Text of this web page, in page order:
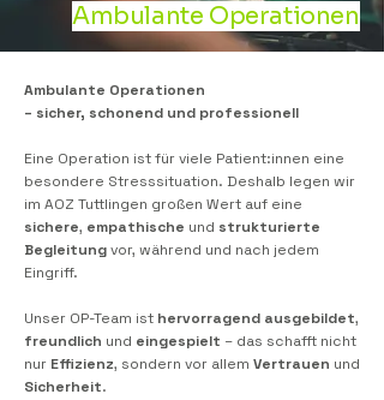
Ambulante Operationen
Ambulante Operationen
– sicher, schonend und professionell
Eine Operation ist für viele Patient:innen eine
besondere Stresssituation. Deshalb legen wir
im AOZ Tuttlingen großen Wert auf eine
sichere, empathische und strukturierte
Begleitungvor, während und nach jedem
Eingriff.
Unser OP-Team ist hervorragend ausgebildet,
freundlich und eingespielt – das schafft nicht
nur Effizienz, sondern vor allem Vertrauen und
Sicherheit.